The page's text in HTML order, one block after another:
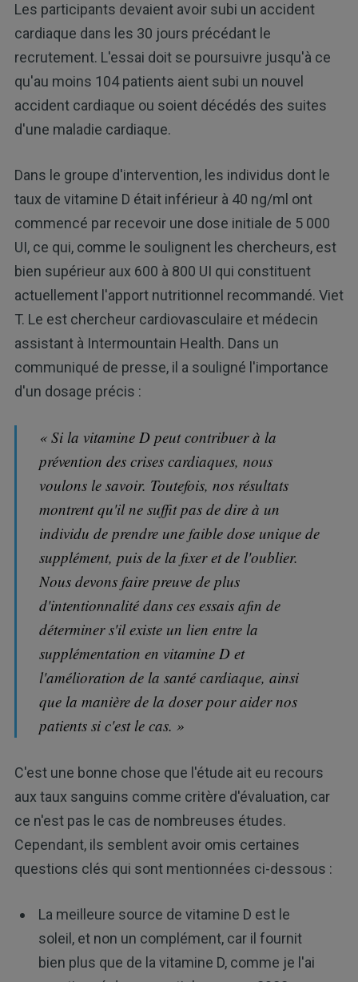
Les participants devaient avoir subi un accident
cardiaque dans les 30 jours précédant le
recrutement. L'essai doit se poursuivre jusqu'à ce
qu'au moins 104 patients aient subi un nouvel
accident cardiaque ou soient décédés des suites
d'une maladie cardiaque.
Dans le groupe d'intervention, les individus dont le
taux de vitamine D était inférieur à 40 ng/ml ont
commencé par recevoir une dose initiale de 5 000
UI, ce qui, comme le soulignent les chercheurs, est
bien supérieur aux 600 à 800 UI qui constituent
actuellement l'apport nutritionnel recommandé. Viet
T. Le est chercheur cardiovasculaire et médecin
assistant à Intermountain Health. Dans un
communiqué de presse, il a souligné l'importance
d'un dosage précis :
« Si la vitamine D peut contribuer à la
prévention des crises cardiaques, nous
voulons le savoir. Toutefois, nos résultats
montrent qu'il ne suffit pas de dire à un
individu de prendre une faible dose unique de
supplément, puis de la fixer et de l'oublier.
Nous devons faire preuve de plus
d'intentionnalité dans ces essais afin de
déterminer s'il existe un lien entre la
supplémentation en vitamine D et
l'amélioration de la santé cardiaque, ainsi
que la manière de la doser pour aider nos
patients si c'est le cas. »
C'est une bonne chose que l'étude ait eu recours
aux taux sanguins comme critère d'évaluation, car
ce n'est pas le cas de nombreuses études.
Cependant, ils semblent avoir omis certaines
questions clés qui sont mentionnées ci-dessous :
La meilleure source de vitamine D est le
soleil, et non un complément, car il fournit
bien plus que de la vitamine D, comme je l'ai